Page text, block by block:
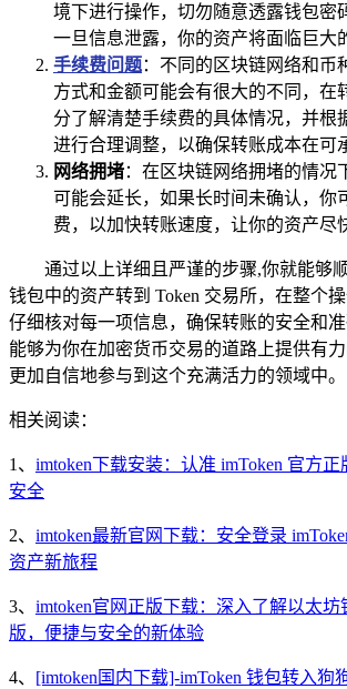
境下进行操作，切勿随意透露钱包密
一旦信息泄露，你的资产将面临巨大
手续费问题：不同的区块链网络和币
方式和金额可能会有很大的不同，在
分了解清楚手续费的具体情况，并根
进行合理调整，以确保转账成本在可
网络拥堵：在区块链网络拥堵的情况
可能会延长，如果长时间未确认，你
费，以加快转账速度，让你的资产尽
通过以上详细且严谨的步骤,你就能够
钱包中的资产转到 Token 交易所，在整个
仔细核对每一项信息，确保转账的安全和
能够为你在加密货币交易的道路上提供有
更加自信地参与到这个充满活力的领域中。
相关阅读：
1、 imtoken下载安装：认准 imToken 官方
安全
2、 imtoken最新官网下载：安全登录
资产新旅程
3、 imtoken官网正版下载：深入了解以太坊
版，便捷与安全的新体验
4、 [imtoken国内下载]-imToken 钱包转入狗